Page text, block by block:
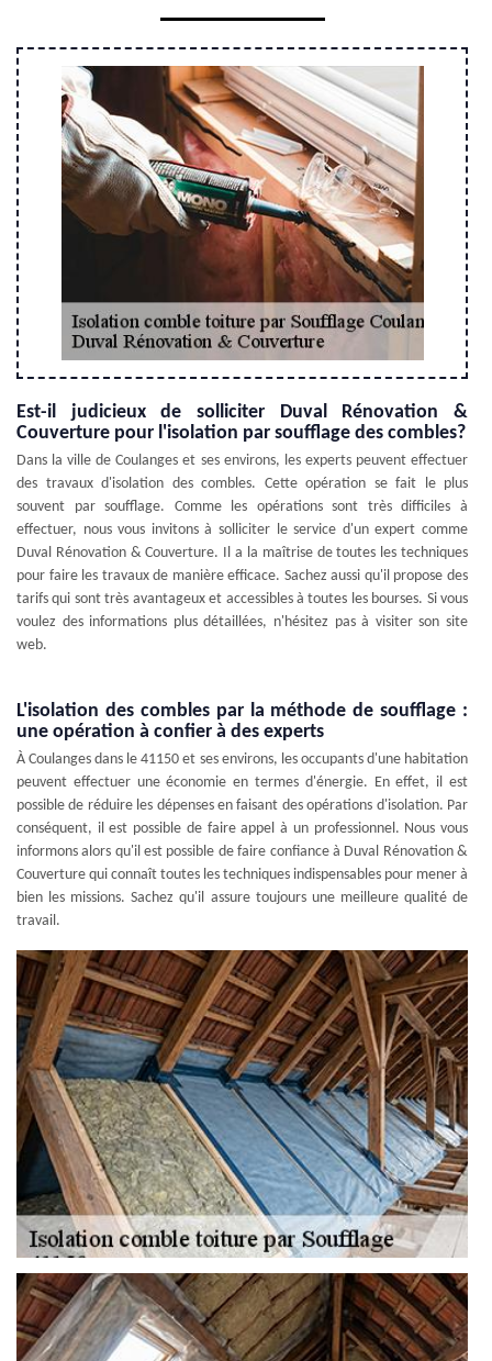
Est-il judicieux de solliciter Duval Rénovation &
Couverture pour l'isolation par soufflage des combles?
Dans la ville de Coulanges et ses environs, les experts peuvent effectuer
des travaux d'isolation des combles. Cette opération se fait le plus
souvent par soufflage. Comme les opérations sont très difficiles à
effectuer, nous vous invitons à solliciter le service d'un expert comme
Duval Rénovation & Couverture. Il a la maîtrise de toutes les techniques
pour faire les travaux de manière efficace. Sachez aussi qu'il propose des
tarifs qui sont très avantageux et accessibles à toutes les bourses. Si vous
voulez des informations plus détaillées, n'hésitez pas à visiter son site
web.
L'isolation des combles par la méthode de soufflage :
une opération à confier à des experts
À Coulanges dans le 41150 et ses environs, les occupants d'une habitation
peuvent effectuer une économie en termes d'énergie. En effet, il est
possible de réduire les dépenses en faisant des opérations d'isolation. Par
conséquent, il est possible de faire appel à un professionnel. Nous vous
informons alors qu'il est possible de faire confiance à Duval Rénovation &
Couverture qui connaît toutes les techniques indispensables pour mener à
bien les missions. Sachez qu'il assure toujours une meilleure qualité de
travail.